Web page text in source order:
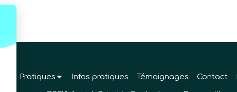
Pratiques Infos pratiques Témoignages Contact